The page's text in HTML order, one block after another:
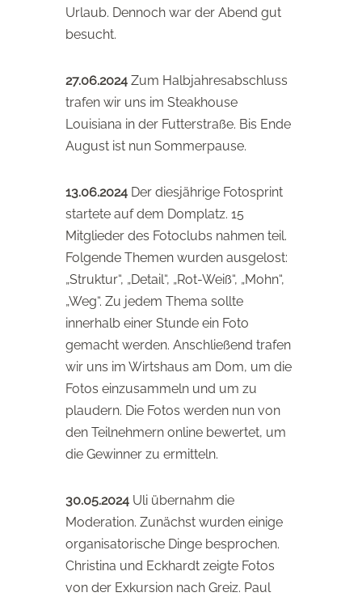
Urlaub. Dennoch war der Abend gut
besucht.
27.06.2024 Zum Halbjahresabschluss
trafen wir uns im Steakhouse
Louisiana in der Futterstraße. Bis Ende
August ist nun Sommerpause.
13.06.2024 Der diesjährige Fotosprint
startete auf dem Domplatz. 15
Mitglieder des Fotoclubs nahmen teil.
Folgende Themen wurden ausgelost:
„Struktur“, „Detail“, „Rot-Weiß“, „Mohn“,
„Weg“. Zu jedem Thema sollte
innerhalb einer Stunde ein Foto
gemacht werden. Anschließend trafen
wir uns im Wirtshaus am Dom, um die
Fotos einzusammeln und um zu
plaudern. Die Fotos werden nun von
den Teilnehmern online bewertet, um
die Gewinner zu ermitteln.
30.05.2024 Uli übernahm die
Moderation. Zunächst wurden einige
organisatorische Dinge besprochen.
Christina und Eckhardt zeigte Fotos
von der Exkursion nach Greiz. Paul